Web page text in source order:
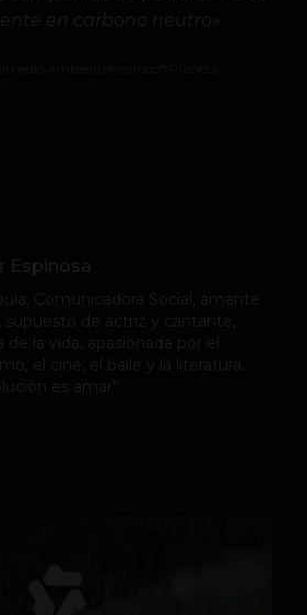
en carbono neutro»
Espinosa
Comunicadora Social, amante
supuesto de actriz y cantante,
de la vida, apasionada por el
el cine, el baile y la literatura.
es amar".